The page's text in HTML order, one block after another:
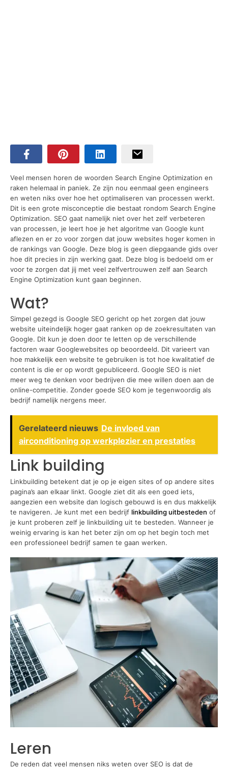
Veel mensen horen de woorden Search Engine Optimization en
raken helemaal in paniek. Ze zijn nou eenmaal geen engineers
en weten niks over hoe het optimaliseren van processen werkt.
Dit is een grote misconceptie die bestaat rondom Search Engine
Optimization. SEO gaat namelijk niet over het zelf verbeteren
van processen, je leert hoe je het algoritme van Google kunt
aflezen en er zo voor zorgen dat jouw websites hoger komen in
de rankings van Google. Deze blog is geen diepgaande gids over
hoe dit precies in zijn werking gaat. Deze blog is bedoeld om er
voor te zorgen dat jij met veel zelfvertrouwen zelf aan Search
Engine Optimization kunt gaan beginnen.
Wat?
Simpel gezegd is Google SEO gericht op het zorgen dat jouw
website uiteindelijk hoger gaat ranken op de zoekresultaten van
Google. Dit kun je doen door te letten op de verschillende
factoren waar Googlewebsites op beoordeeld. Dit varieert van
hoe makkelijk een website te gebruiken is tot hoe kwalitatief de
content is die er op wordt gepubliceerd. Google SEO is niet
meer weg te denken voor bedrijven die mee willen doen aan de
online-competitie. Zonder goede SEO kom je tegenwoordig als
bedrijf namelijk nergens meer.
Gerelateerd nieuws De invloed van
airconditioning op werkplezier en prestaties
Link building
Linkbuilding betekent dat je op je eigen sites of op andere sites
pagina’s aan elkaar linkt. Google ziet dit als een goed iets,
aangezien een website dan logisch gebouwd is en dus makkelijk
te navigeren. Je kunt met een bedrijf linkbuilding uitbesteden of
je kunt proberen zelf je linkbuilding uit te besteden. Wanneer je
weinig ervaring is kan het beter zijn om op het begin toch met
een professioneel bedrijf samen te gaan werken.
Leren
De reden dat veel mensen niks weten over SEO is dat de